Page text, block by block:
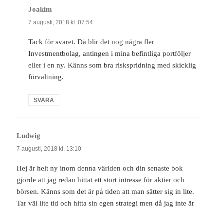
Joakim
7 augusti, 2018 kl. 07:54
Tack för svaret. Då blir det nog några fler
Investmentbolag, antingen i mina befintliga portföljer
eller i en ny. Känns som bra riskspridning med skicklig
förvaltning.
SVARA
Ludwig
7 augusti, 2018 kl. 13:10
Hej är helt ny inom denna världen och din senaste bok
gjorde att jag redan hittat ett stort intresse för aktier och
börsen. Känns som det är på tiden att man sätter sig in lite.
Tar väl lite tid och hitta sin egen strategi men då jag inte är